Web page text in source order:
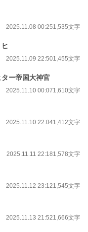
2025.11.08 00:251,535文字
2025.11.09 22:501,455文字
ー帝国大神官
2025.11.10 00:071,610文字
2025.11.10 22:041,412文字
2025.11.11 22:181,578文字
2025.11.12 23:121,545文字
2025.11.13 21:521,666文字